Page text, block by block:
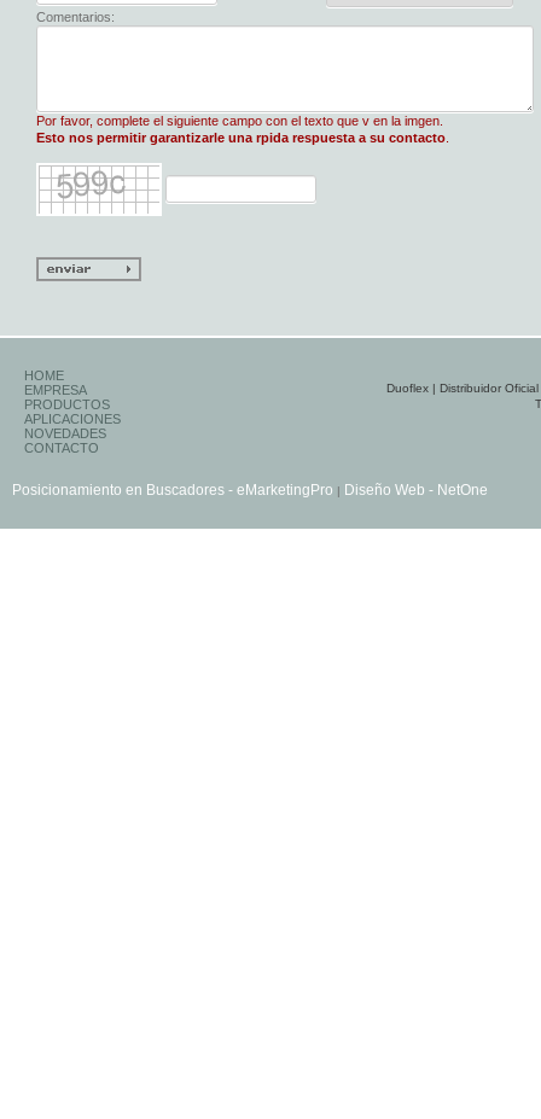
Comentarios:
Por favor, complete el siguiente campo con el texto que v en la imgen.
Esto nos permitir garantizarle una rpida respuesta a su contacto
HOME
EMPRESA
PRODUCTOS
APLICACIONES
NOVEDADES
CONTACTO
Duoflex | Distribuidor
Posicionamiento en Buscadores - eMarketingPro | Diseño Web - NetOne